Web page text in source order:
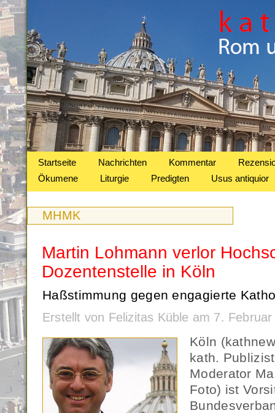
Startseite Nachrichten Kommentar
Ökumene
Liturgie Predigten Usus antiquior
MHMK
Martin Lohmann verlor
Dozentenstelle in Köln
Haßstimmung gegen engagierte
Erstellt von Felizitas Küble am 7.
Köln
kath.
Moderator
Foto) ist